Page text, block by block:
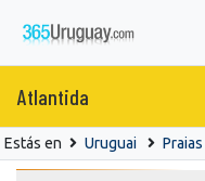
Atlantida
Estás en Uruguai